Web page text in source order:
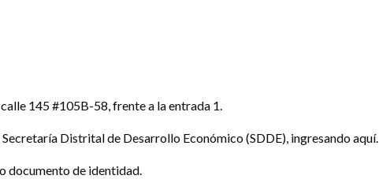
145 #105B-58, frente a la entrada 1.
Distrital de Desarrollo Económico (SDDE), ingresando aquí.
documento de identidad.